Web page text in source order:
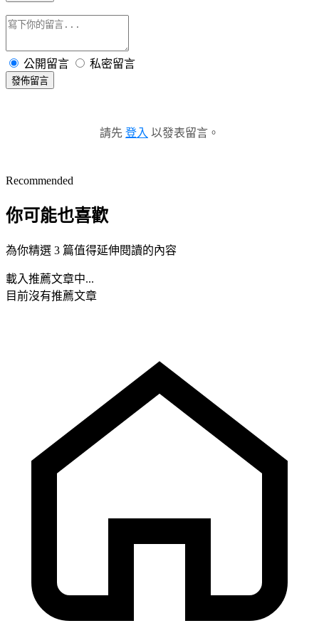
公開留言 私密留言
發佈留言
請先 登入 以發表留言。
Recommended
你可能也喜歡
為你精選 3 篇值得延伸閱讀的內容
載入推薦文章中...
目前沒有推薦文章